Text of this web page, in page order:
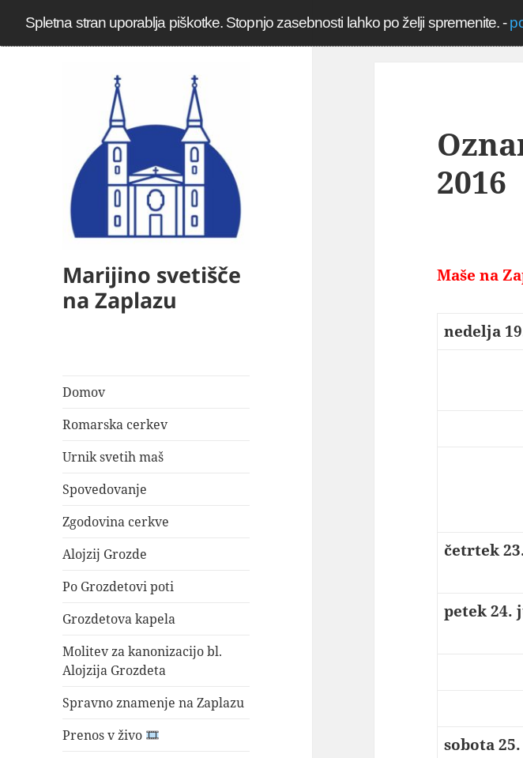
Spletna stran uporablja piškotke. Stopnjo zasebnosti lahko po želji spremenite.-
Marijino svetišče
na Zaplazu
Domov
Romarska cerkev
Urnik svetih maš
Spovedovanje
Zgodovina cerkve
Alojzij Grozde
Po Grozdetovi poti
Grozdetova kapela
Molitev za kanonizacijo bl.
Alojzija Grozdeta
Spravno znamenje na Zaplazu
Prenos v živo
2016
Maše na
nedelja
četrtek
petek 24.
sobota